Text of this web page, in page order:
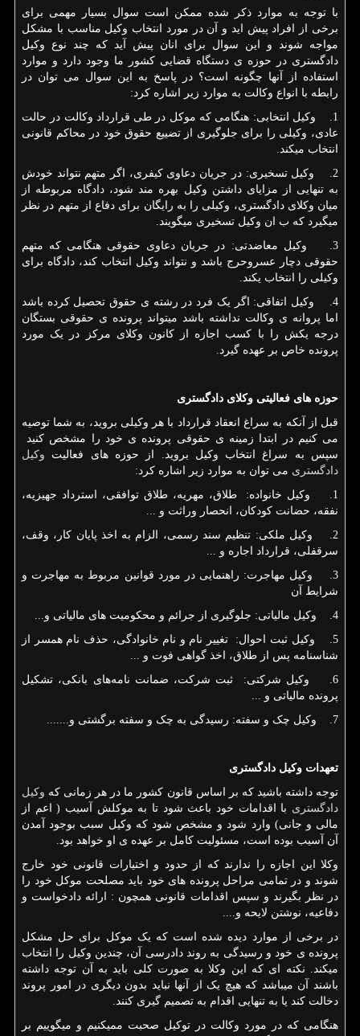
با توجه به موارد ذکر شده ممکن است سوال بسیار مهمی برای
برخی از افراد پیش اید و آن در مورد انتخاب وکیل مناسب با مشکل
مواجه شوند و این سوال برای انان پیش آید که چند نوع وکیل
دادگستری در حوزه ی دستگاه قضایی کشور ما وجود دارد و موارد
استفاده از آنها چگونه است؟ در پاسخ به این سوال می توان در
رابطه با انواع وکالت به موارد زیر اشاره کرد:
1. وکیل انتخابی: هنگامی که موکل در طی قرارداد وکالت در حالت
عادی، وکیلی را برای جلوگیری از تضییع حقوق خود در محاکم قانونی
انتخاب میکند.
2. وکیل تسخیری: در جریان دعاوی کیفری، اگر متهم نتواند خودش
به تنهایی از مزایای داشتن وکیل بهره مند شود، دادگاه مربوطه از
میان وکلای دادگستری، وکیلی را به رایگان برای دفاع از متهم در نظر
میگیرد که ب ان وکیل تسخیری میگویند.
3. وکیل معاضدتی: در جریان دعاوی حقوقی هنگامی که متهم
حقوقی دچار عسروحرج باشد و نتواند وکیل انتخاب کند، دادگاه برای
وکیلی را انتخاب یکند.
4. وکیل اتفاقی: اگر یک فرد در رشته ی حقوق تحصیل کرده باشد
اما پروانه ی وکالت نداشته باشد میتواند پرونده ی حقوقی بستگان
درجه یکش را با کسب اجازه از کانون وکلای مرکز در یک مورد
پرونده خاص بر عهده گیرد.
حوزه های فعالیتی وکلای دادگستری
قبل از آنکه به سراغ انعقاد قرارداد با هر وکیلی بروید، به شما توصیه
می کنیم در ابتدا زمینه ی حقوقی پرونده ی خود را مشخص کنید
سپس به سراغ انتخاب وکیل بروید. از حوزه های فعالیت وکیل
دادگستری می توان به موارد زیر اشاره کرد:
1. وکیل خانواده: طلاق، مهریه، طلاق توافقی، استرداد جهیزیه،
نفقه، حضانت کودکان، انحصار وراثت و ...
2. وکیل ملکی: تنظیم سند رسمی، الزام به اخذ پایان کار، وقف،
سرقفلی، قرارداد اجاره و ...
3. وکیل مهاجرت: راهنمایی در مورد قوانین مربوط به مهاجرت و
شرایط آن
4. وکیل مالیاتی: جلوگیری از جرائم و محکومیت های مالیاتی و...
5. وکیل ثبت احوال: تغییر نام و نام خانوادگی، حذف نام همسر از
شناسنامه پس از طلاق، اخذ گواهی فوت و ...
6. وکیل شرکتی: ثبت شرکت، ضمانت نامه‌های بانکی، تشکیل
پرونده مالیاتی و ...
7. وکیل چک و سفته: رسیدگی به چک و سفته برگشتی و.......
تعهدات وکیل دادگستری
توجه داشته باشید که بر اساس قانون کشور ما در هر زمانی که وکیل
دادگستری با اقدامات خود باعث شود تا به موکلش آسیب ( اعم از
مالی و جانی) وارد شود و مشخص شود که وکیل سبب بوجود آمدن
آن آسیب بوده است، مسئولیت کامل بر عهده ی او خواهد بود.
وکلا این اجازه را ندارند که از حدود و اختیارات قانونی خود خارج
شوند و در تمامی مراحل پرونده های خود باید مصلحت موکل خود را
در نظر بگیرند و سپس اقدامات قانونی همچون : ارائه دادخواست و
دفاعیه، نوشتن لایحه و....
در برخی از موارد دیده شده است که یک موکل برای حل مشکل
پرونده ی خود و رسیدگی به روند دادرسی آن، چندین وکیل را انتخاب
میکند. نکته ای که این وکلا به صورت کلی باید به آن توجه داشته
باشند آن میباشد که هیچ یک از آنها نباید بدون دیگری در امور پروند
دخالت کند یا به تنهایی اقدام به تصمیم گیری کنند.
هنگامی که در مورد وکالت در توکیل صحبت ممیکنیم و میگوییم بر